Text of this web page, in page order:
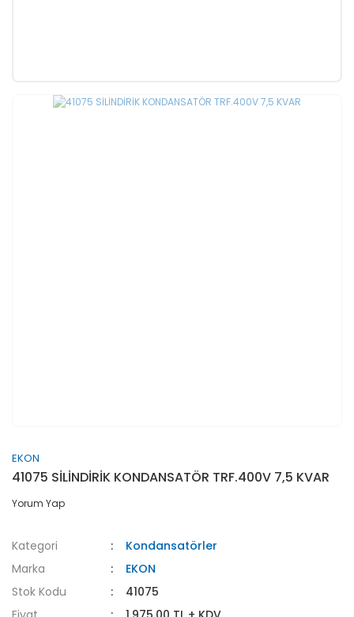
EKON
41075 SİLİNDİRİK KONDANSATÖR TRF.400V 7,5 KVAR
Yorum Yap
Kategori
Kondansatörler
Marka
EKON
Stok Kodu
41075